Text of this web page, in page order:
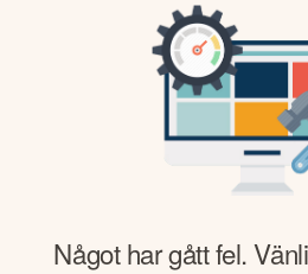
Något har gått fel.